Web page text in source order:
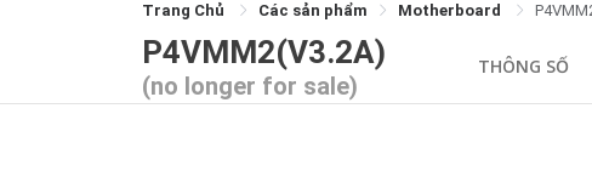
Trang Chủ Các sản phẩm Motherboard
P4VMM2(V3.2A)
(no longer for sale)
THÔNG SỐ